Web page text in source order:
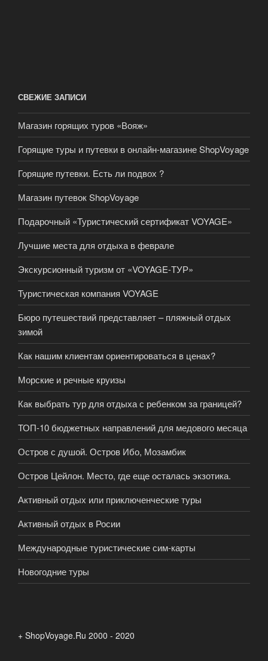
СВЕЖИЕ ЗАПИСИ
Магазин горящих туров «Вояж»
Горящие туры и путевки в онлайн-магазине ShopVoyage
Горящие путевки. Есть ли подвох ?
Магазин путевок ShopVoyage
Подарочный «Туристический сертификат VOYAGE»
Лучшие места для отдыха в феврале
Экскурсионный туризм от «VOYAGE-ТУР»
Туристическая компания VOYAGE
Бюро путешествий представляет – пляжный отдых
зимой
Как нашим клиентам ориентироваться в ценах?
Морские и речные круизы
Как выбрать тур для отдыха с ребенком за границей?
ТОП-10 бюджетных направлений для медового месяца
Остров с душой. Остров Ибо, Мозамбик
Остров Цейлон. Место, где еще осталась экзотика.
Активный отдых или приключенческие туры
Активный отдых в Росии
Международные туристические сим-карты
Новогодние туры
+ ShopVoyage.Ru 2000 - 2020